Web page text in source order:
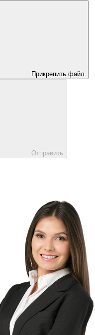
Прикрепить файл
Отправить